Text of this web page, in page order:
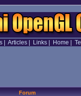
| Articles| Links| Home
Forum